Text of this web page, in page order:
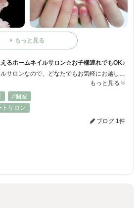
もっと見る
るホームネイルサロン☆お子様連れでもOK♪
アットホームなホームネイルサロンなので、どなたでもお気軽にお越し頂けます☆ 完全個室なので周りを気にする事なくゆっくりおくつろぎ頂けます(^-^) ネイリスト技能検定試験1級、ジェルネイル技能検定試験上級、ネイルサロン衛生管理士の資格を持つネイリストが安心丁寧に施術致します♪
もっと見る
#個室
トサロン
ブログ 1件